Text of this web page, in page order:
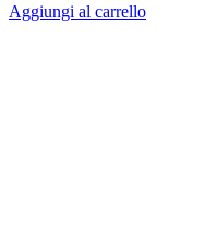
Aggiungi al carrello